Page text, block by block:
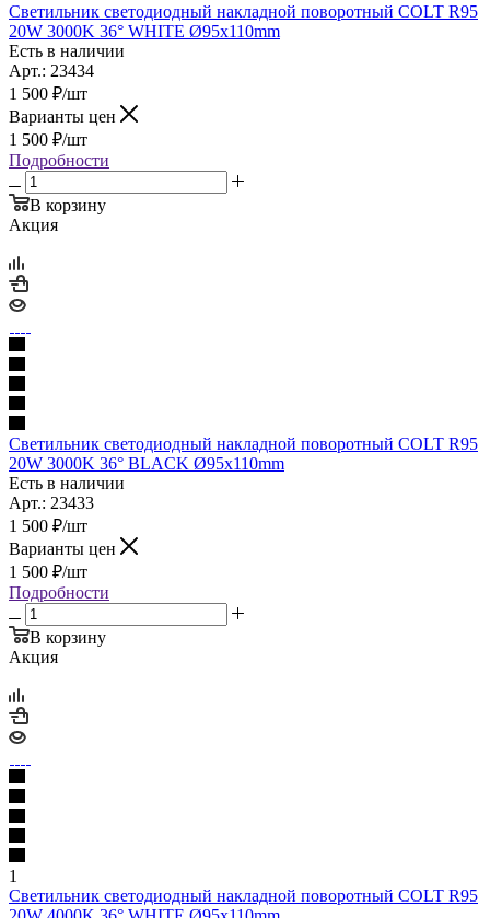
Светильник светодиодный накладной поворотный COLT R95
20W 3000K 36° WHITE Ø95x110mm
Есть в наличии
Арт.: 23434
1 500 ₽/шт
Варианты цен
1 500 ₽/шт
Подробности
В корзину
Акция
Светильник светодиодный накладной поворотный COLT R95
20W 3000K 36° BLACK Ø95x110mm
Есть в наличии
Арт.: 23433
1 500 ₽/шт
Варианты цен
1 500 ₽/шт
Подробности
В корзину
Акция
1
Светильник светодиодный накладной поворотный COLT R95